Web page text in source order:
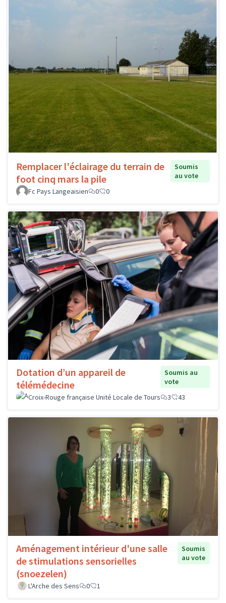
Remplacer l'éclairage du terrain de
foot cinq mars la pile
Soumis
au vote
Fc Pays Langeaisien
0 0
Dotation d’un appareil de
télémédecine
Soumis au
vote
Croix-Rouge française Unité Locale de Tours
3 43
Aménagement intérieur d'une salle
de stimulations sensorielles
(snoezelen)
Soumis
au vote
L'Arche des Sens 0 1